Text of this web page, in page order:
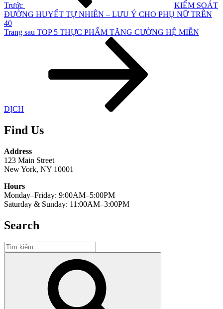
Trước
KIỂM SOÁT
ĐƯỜNG HUYẾT TỰ NHIÊN – LƯU Ý CHO PHỤ NỮ TRÊN
40
Bài
Trang sau TOP 5 THỰC PHẨM TĂNG CƯỜNG HỆ MIỄN
DỊCH
Find Us
Address
123 Main Street
New York, NY 10001
Hours
Monday–Friday: 9:00AM–5:00PM
Saturday & Sunday: 11:00AM–3:00PM
Search
Tìm
kiếm: